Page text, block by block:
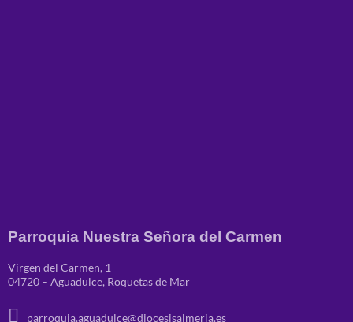
Parroquia Nuestra Señora del Carmen
Virgen del Carmen, 1
04720 – Aguadulce, Roquetas de Mar
parroquia.aguadulce@diocesisalmeria.es